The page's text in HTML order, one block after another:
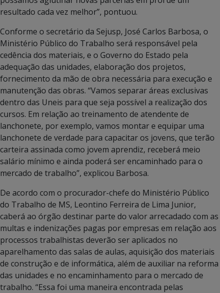
resultado cada vez melhor”, pontuou.
Conforme o secretário da Sejusp, José Carlos Barbosa, o
Ministério Público do Trabalho será responsável pela
cedência dos materiais, e o Governo do Estado pela
adequação das unidades, elaboração dos projetos,
fornecimento da mão de obra necessária para execução e
manutenção das obras. “Vamos separar áreas exclusivas
dentro das Uneis para que seja possível a realização dos
cursos. Em relação ao treinamento de atendente de
lanchonete, por exemplo, vamos montar e equipar uma
lanchonete de verdade para capacitar os jovens, que terão
carteira assinada como jovem aprendiz, receberá meio
salário mínimo e ainda poderá ser encaminhado para o
mercado de trabalho”, explicou Barbosa.
De acordo com o procurador-chefe do Ministério Público
do Trabalho de MS, Leontino Ferreira de Lima Junior,
caberá ao órgão destinar parte do valor arrecadado com as
multas e indenizações pagas por empresas em relação aos
processos trabalhistas deverão ser aplicados no
aparelhamento das salas de aulas, aquisição dos materiais
de construção e de informática, além de auxiliar na reforma
das unidades e no encaminhamento para o mercado de
trabalho. “Essa foi uma maneira encontrada pelas